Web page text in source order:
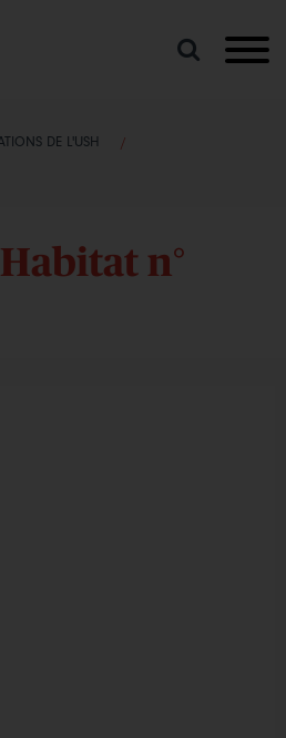
Lancer
DE L'USH
n°